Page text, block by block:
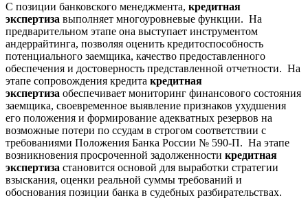
С позиции банковского менеджмента, кредитная
экспертиза выполняет многоуровневые функции. На
предварительном этапе она выступает инструментом
андеррайтинга, позволяя оценить кредитоспособность
потенциального заемщика, качество предоставленного
обеспечения и достоверность представленной отчетности. На
этапе сопровождения кредита кредитная
экспертиза обеспечивает мониторинг финансового состояния
заемщика, своевременное выявление признаков ухудшения
его положения и формирование адекватных резервов на
возможные потери по ссудам в строгом соответствии с
требованиями Положения Банка России № 590-П. На этапе
возникновения просроченной задолженности кредитная
экспертиза становится основой для выработки стратегии
взыскания, оценки реальной суммы требований и
обоснования позиции банка в судебных разбирательствах.